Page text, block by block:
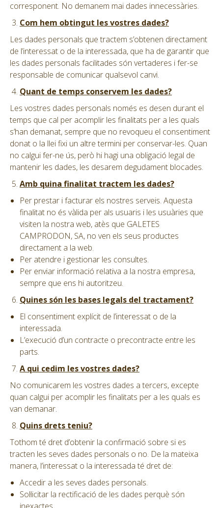
corresponent. No demanem mai dades innecessàries.
Com hem obtingut les vostres dades?
Les dades personals que tractem s’obtenen directament
de l’interessat o de la interessada, que ha de garantir que
les dades personals facilitades són vertaderes i fer-se
responsable de comunicar qualsevol canvi.
Quant de temps conservem les dades?
Les vostres dades personals només es desen durant el
temps que cal per acomplir les finalitats per a les quals
s’han demanat, sempre que no revoqueu el consentiment
donat o la llei fixi un altre termini per conservar-les. Quan
no calgui fer-ne ús, però hi hagi una obligació legal de
mantenir les dades, les desarem degudament blocades.
Amb quina finalitat tractem les dades?
Per prestar i facturar els nostres serveis. Aquesta
finalitat no és vàlida per als usuaris i les usuàries que
visiten la nostra web, atès que GALETES
CAMPRODON, SA, no ven els seus productes
directament a la web.
Per atendre i gestionar les consultes.
Per enviar informació relativa a la nostra empresa,
sempre que ens hi autoritzeu.
Quines són les bases legals del tractament?
El consentiment explícit de l’interessat o de la
interessada.
L’execució d’un contracte o precontracte entre les
parts.
A qui cedim les vostres dades?
No comunicarem les vostres dades a tercers, excepte
quan calgui per acomplir les finalitats per a les quals es
van demanar.
Quins drets teniu?
Tothom té dret d’obtenir la confirmació sobre si es
tracten les seves dades personals o no. De la mateixa
manera, l’interessat o la interessada té dret de:
Accedir a les seves dades personals.
Sol·licitar la rectificació de les dades perquè són